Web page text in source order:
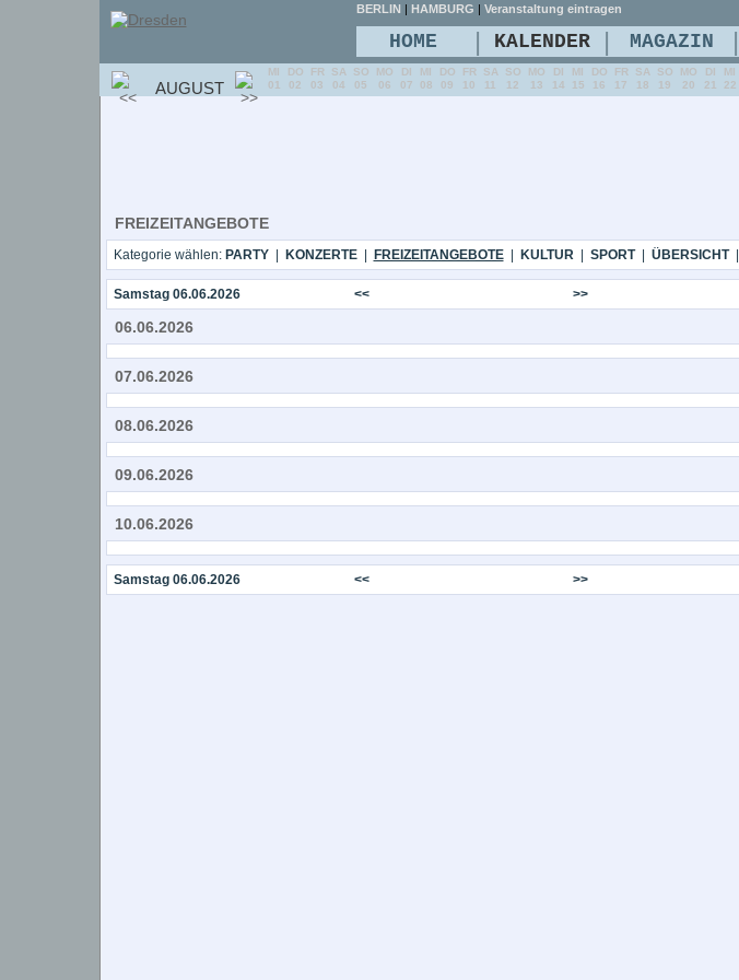
FREIZEITANGEBOTE
Kategorie wählen: PARTY| KONZERTE| FREIZEITANGEBOTE| KULTUR| SPORT| ÜBERSICHT|
Samstag 06.06.2026 << >>
06.06.2026
07.06.2026
08.06.2026
09.06.2026
10.06.2026
Samstag 06.06.2026 << >>
BERLIN | HAMBURG | Veranstaltung eintragen
HOME | KALENDER | MAGAZIN |
AUGUST
MI
01
DO
02
FR
03
SA
04
SO
05
MO
06
DI
07
MI
08
DO
09
FR
10
SA
11
SO
12
MO
13
DI
14
MI
15
DO
16
FR
17
SA
18
SO
19
MO
20
DI
21
MI
22